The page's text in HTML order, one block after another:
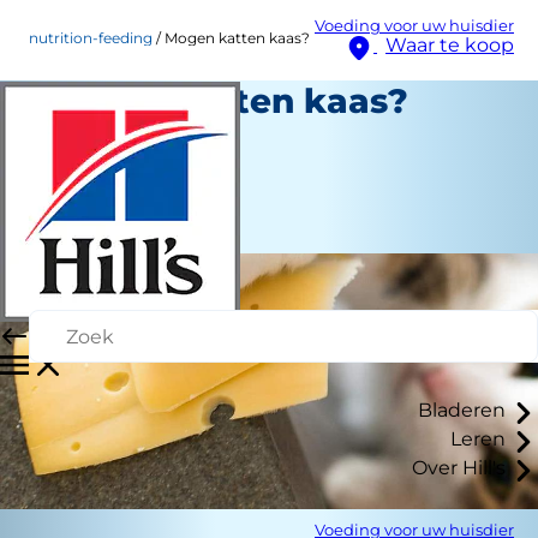
Voeding voor uw huisdier
Waar te koop
Bladeren
Leren
Over Hill's
Voeding voor uw huisdier
nutrition-feeding Mogen katten kaas?
Mogen katten kaas?
Voeding en eten
Christine O'Brien
September 01, 2021